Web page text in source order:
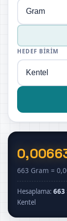
HEDEF BIRIM
663 Gram =
Hesaplama:663
Kentel